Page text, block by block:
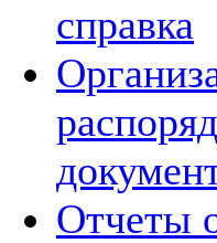
справка
Отчеты